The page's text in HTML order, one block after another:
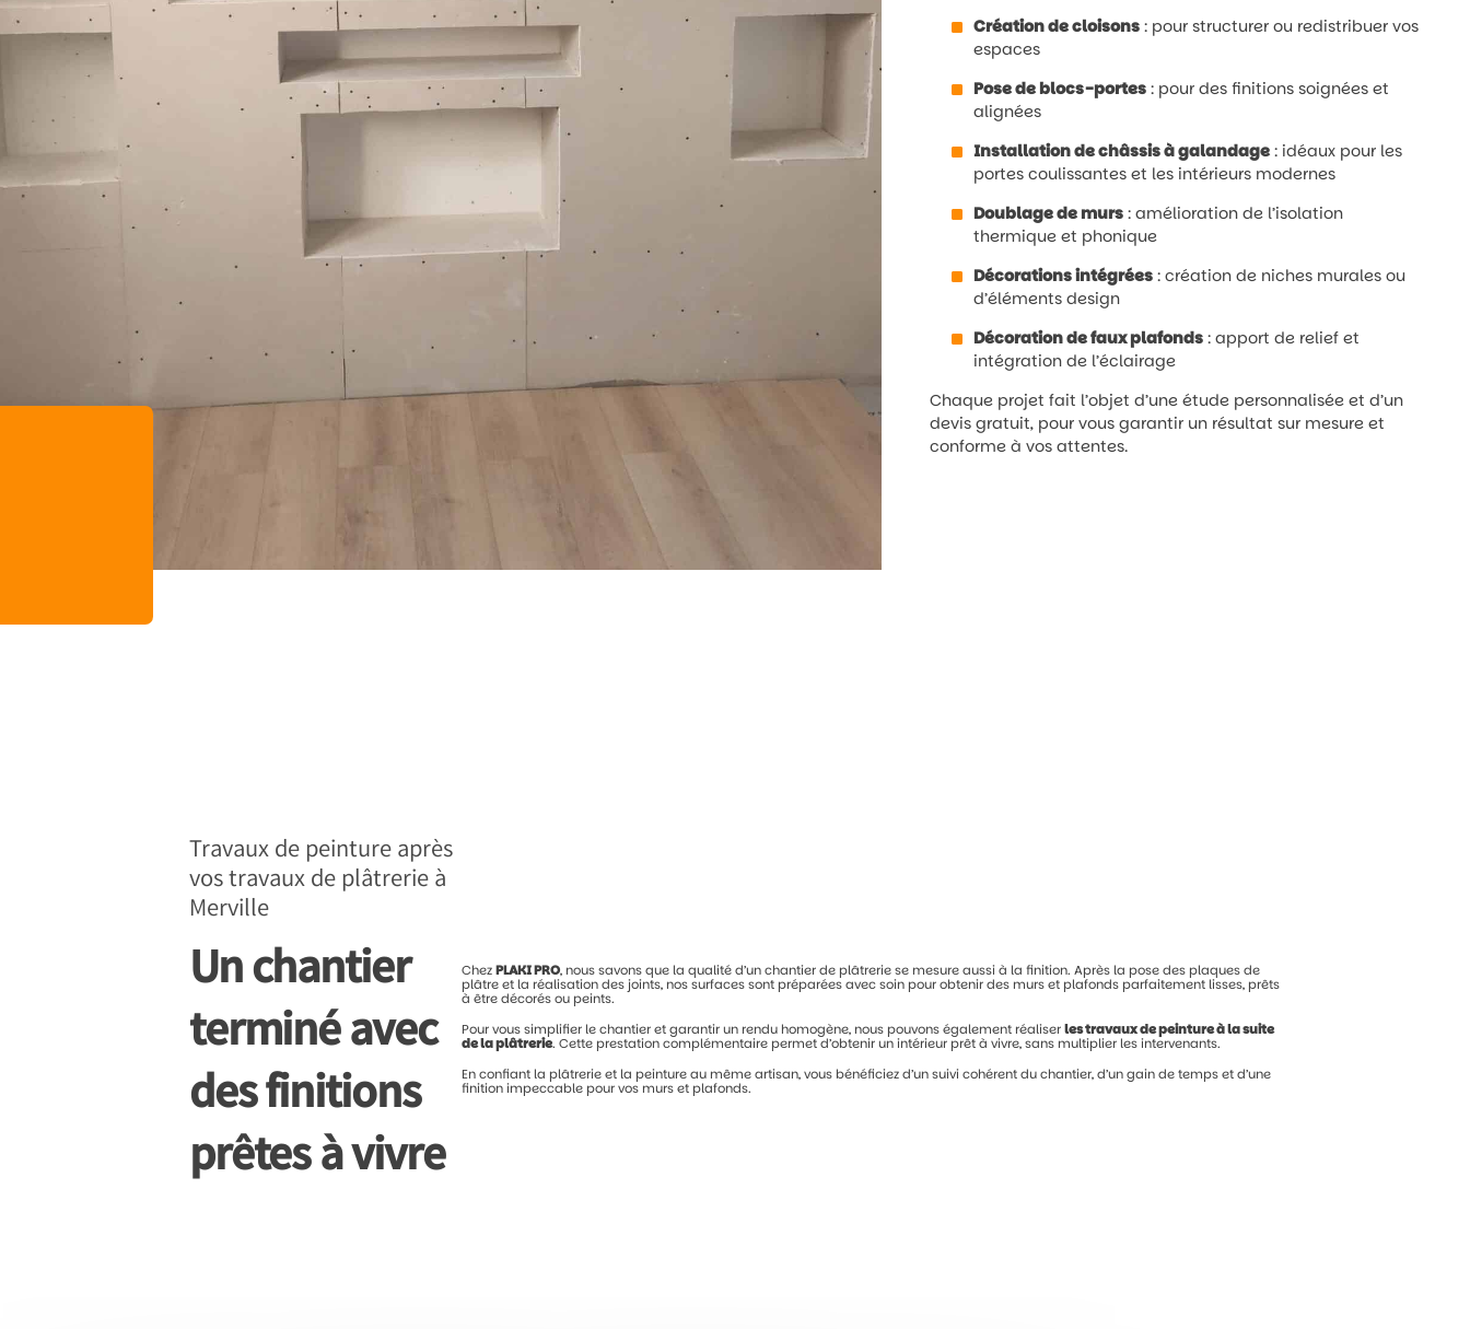
Création de cloisons: pour structurer ou redistribuer vos
espaces
Pose de blocs-portes: pour des finitions soignées et
alignées
Installation de châssis à galandage: idéaux pour les
portes coulissantes et les intérieurs modernes
Doublage de murs: amélioration de l’isolation
thermique et phonique
Décorations intégrées: création de niches murales ou
d’éléments design
Décoration de faux plafonds: apport de relief et
intégration de l’éclairage
Chaque projet fait l’objet d’une étude personnalisée et d’un
devis gratuit, pour vous garantir un résultat sur mesure et
conforme à vos attentes.
Travaux de peinture après
vos travaux de plâtrerie à
Merville
Un chantier
terminé avec
des finitions
prêtes à vivre
ChezPLAKIPRO, noussavonsque laqualitéd’unchantierde plâtreriese mesureaussià lafinition.Après la posedes plaquesde
plâtreet la réalisationdesjoints, nossurfacessont préparéesavecsoin pourobtenirdes murset plafonds parfaitement lisses, prêts
àêtredécorésou peints.
Pourvoussimplifier lechantieretgarantirun rendu homogène, nous pouvonségalement réaliserlestravauxdepeintureàlasuite
delaplâtrerie.Cette prestationcomplémentaire permetd’obtenirunintérieur prêtàvivre,sans multiplier lesintervenants.
Enconfiant la plâtrerieet la peintureau mêmeartisan,vous bénéficiezd’unsuivicohérentduchantier,d’ungaindetempsetd’une
finitionimpeccable pourvos murset plafonds.